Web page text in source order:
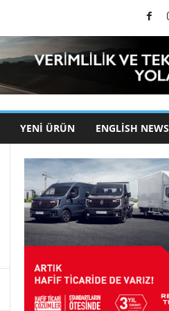
YENI ÜRÜN ENGLISH NEWS